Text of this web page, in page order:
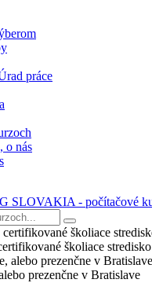
práce
o nás
školiace stredisko
prezenčne v Bratislave